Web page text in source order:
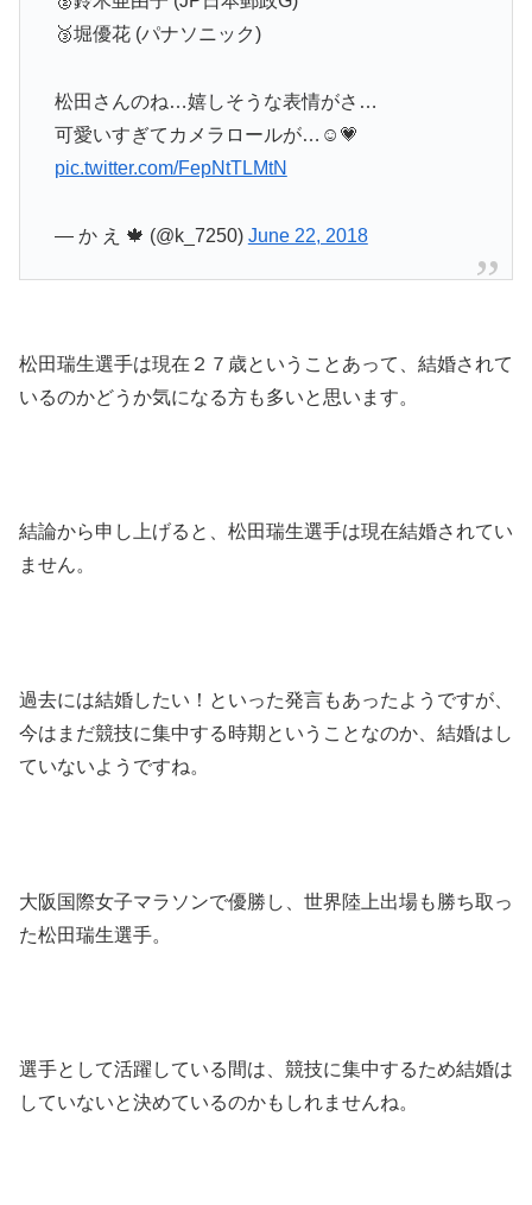
🥉堀優花 (パナソニック)
松田さんのね…嬉しそうな表情がさ…
可愛いすぎてカメラロールが…☺️💗
pic.twitter.com/FepNtTLMtN
— か え 🍁 (@k_7250) June 22, 2018
松田瑞生選手は現在２７歳ということあって、結婚されて
いるのかどうか気になる方も多いと思います。
結論から申し上げると、松田瑞生選手は現在結婚されてい
ません。
過去には結婚したい！といった発言もあったようですが、
今はまだ競技に集中する時期ということなのか、結婚はし
ていないようですね。
大阪国際女子マラソンで優勝し、世界陸上出場も勝ち取っ
た松田瑞生選手。
選手として活躍している間は、競技に集中するため結婚は
していないと決めているのかもしれませんね。